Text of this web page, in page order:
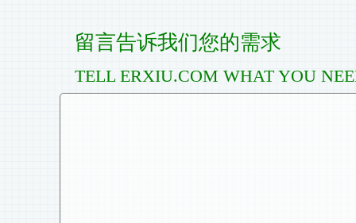
留言告诉我们您的需求
TELL ERXIU.COM WHAT YOU